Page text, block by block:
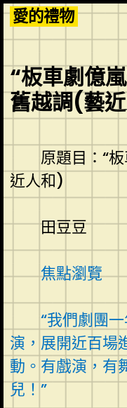
Skip
to
content
愛的禮物
“板車劇億
舊越調(藝
原題目：“
近人和)
田豆豆
焦點瀏覽
“我們劇團
演，展開近百場
動。有戲演，有
兒！”